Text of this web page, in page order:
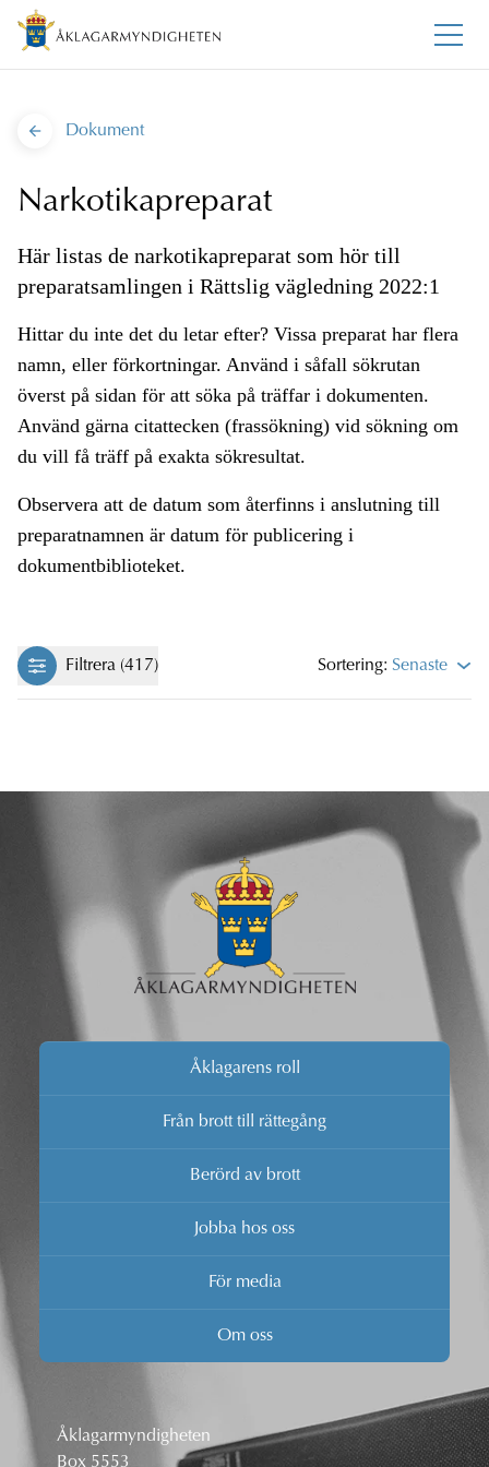
Dokument
Narkotikapreparat
Här listas de narkotikapreparat som hör till
preparatsamlingen i Rättslig vägledning 2022:1
Hittar du inte det du letar efter? Vissa preparat har flera
namn, eller förkortningar. Använd i såfall sökrutan
överst på sidan för att söka på träffar i dokumenten.
Använd gärna citattecken (frassökning) vid sökning om
du vill få träff på exakta sökresultat.
Observera att de datum som återfinns i anslutning till
preparatnamnen är datum för publicering i
dokumentbiblioteket.
Filtrera (417) Sortering: Senaste
Åklagarens roll
Från brott till rättegång
Berörd av brott
Jobba hos oss
För media
Om oss
Åklagarmyndigheten
Box 5553